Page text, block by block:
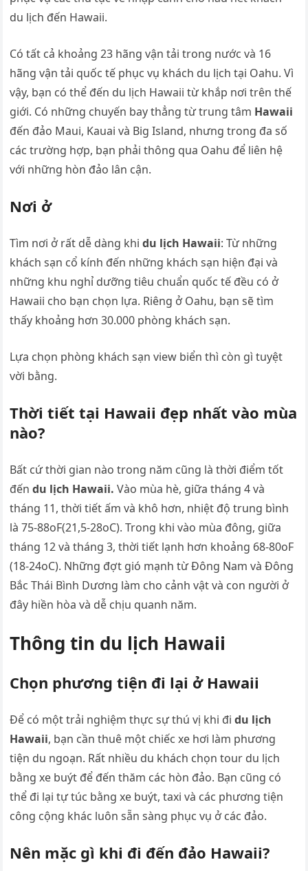
du lịch đến Hawaii.
Có tất cả khoảng 23 hãng vận tải trong nước và 16
hãng vận tải quốc tế phục vụ khách du lịch tại Oahu. Vì
vậy, bạn có thể đến du lịch Hawaii từ khắp nơi trên thế
giới. Có những chuyến bay thẳng từ trung tâm Hawaii
đến đảo Maui, Kauai và Big Island, nhưng trong đa số
các trường hợp, bạn phải thông qua Oahu để liên hệ
với những hòn đảo lân cận.
Nơi ở
Tìm nơi ở rất dễ dàng khidu lịch Hawaii: Từ những
khách sạn cổ kính đến những khách sạn hiện đại và
những khu nghỉ dưỡng tiêu chuẩn quốc tế đều có ở
Hawaii cho bạn chọn lựa. Riêng ở Oahu, bạn sẽ tìm
thấy khoảng hơn 30.000 phòng khách sạn.
Lựa chọn phòng khách sạn view biển thì còn gì tuyệt
vời bằng.
Thời tiết tại Hawaii đẹp nhất vào mùa
nào?
Bất cứ thời gian nào trong năm cũng là thời điểm tốt
đếndu lịch Hawaii.Vào mùa hè, giữa tháng 4 và
tháng 11, thời tiết ấm và khô hơn, nhiệt độ trung bình
là 75-88oF(21,5-28oC). Trong khi vào mùa đông, giữa
tháng 12 và tháng 3, thời tiết lạnh hơn khoảng 68-80oF
(18-24oC). Những đợt gió mạnh từ Đông Nam và Đông
Bắc Thái Bình Dương làm cho cảnh vật và con người ở
đây hiền hòa và dễ chịu quanh năm.
Thông tin du lịch Hawaii
Chọn phương tiện đi lại ở Hawaii
Để có một trải nghiệm thực sự thú vị khi đidu lịch
Hawaii, bạn cần thuê một chiếc xe hơi làm phương
tiện du ngoạn. Rất nhiều du khách chọn tour du lịch
bằng xe buýt để đến thăm các hòn đảo. Bạn cũng có
thể đi lại tự túc bằng xe buýt, taxi và các phương tiện
công cộng khác luôn sẵn sàng phục vụ ở các đảo.
Nên mặc gì khi đi đến đảo Hawaii?